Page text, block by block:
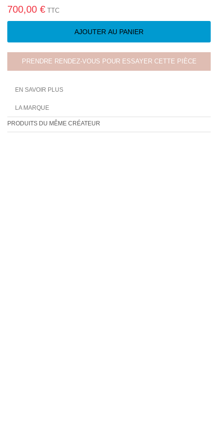
700,00 € TTC
AJOUTER AU PANIER
PRENDRE RENDEZ-VOUS POUR ESSAYER CETTE PIÈCE
EN SAVOIR PLUS
LA MARQUE
PRODUITS DU MÊME CRÉATEUR